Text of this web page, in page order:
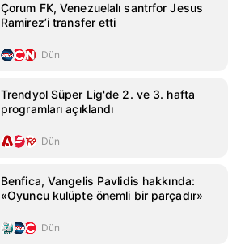
Çorum FK, Venezuelalı santrfor Jesus
Ramirez’i transfer etti
Dün
Trendyol Süper Lig'de 2. ve 3. hafta
programları açıklandı
Dün
Benfica, Vangelis Pavlidis hakkında:
«Oyuncu kulüpte önemli bir parçadır»
Dün